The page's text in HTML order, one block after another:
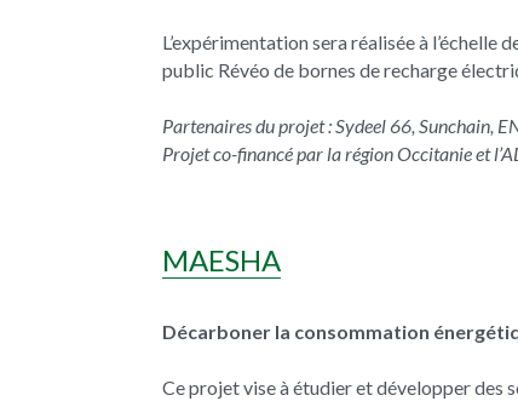
L’expérimentation sera réalisée à
public Révéo de bornes de recharge
Partenaires du projet : Sydeel 66, Sunchain,
Projet co-financé par la région Occitanie et
MAESHA
Décarboner la consommation
Ce projet vise à étudier et développer